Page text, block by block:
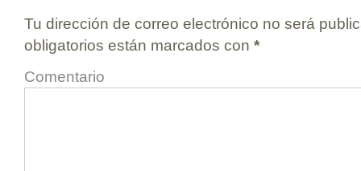
Tu dirección de correo electrónico no será
obligatorios están marcados con *
Comentario